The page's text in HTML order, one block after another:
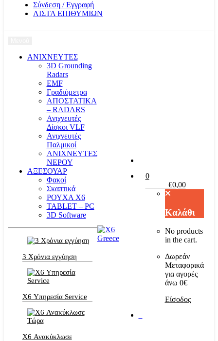
Σύνδεση / Εγγραφή
ΛΙΣΤΑ ΕΠΙΘΥΜΙΩΝ
ΑΝΙΧΝΕΥΤΕΣ
3D Grounding
Radars
EMF
Γραδιόμετρα
ΑΠΟΣΤΑΤΙΚΑ
– RADARS
Ανιχνευτές
Δίσκοι VLF
Ανιχνευτές
Παλμικοί
ΑΝΙΧΝΕΥΤΕΣ
ΝΕΡΟΥ
ΑΞΕΣΟΥΑΡ
Φακοί
Σκαπτικά
ΡΟΥΧΑ Χ6
TABLET – PC
3D Software
3 Χρόνια εγγύηση
X6 Υπηρεσία Service
X6 Ανακύκλωσε
0
€0,00
Καλάθι
No products
in the cart.
Δωρεάν
Μεταφορικά
για αγορές
άνω 0€
Είσοδος